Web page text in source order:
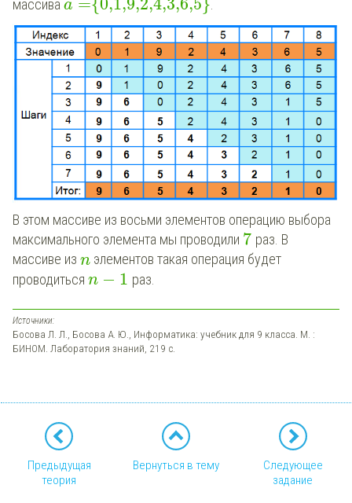
массива a
В этом массиве из восьми элементов операцию выбора
максимального элемента мы проводили 7 раз. В
массиве из n элементовтакая операция будет
проводиться n − 1 раз.
Источники:
Босова Л. Л., Босова А. Ю., Информатика: учебник для 9 класса. М. :
БИНОМ. Лаборатория знаний, 219 с.
Предыдущая
теория
Вернуться в тему
Следующее
задание